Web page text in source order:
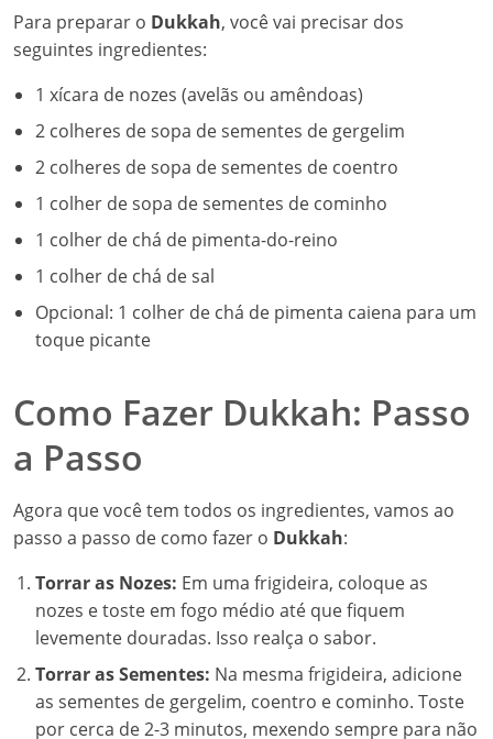
Para preparar o Dukkah, você vai precisar dos
seguintes ingredientes:
1 xícara de nozes (avelãs ou amêndoas)
2 colheres de sopa de sementes de gergelim
2 colheres de sopa de sementes de coentro
1 colher de sopa de sementes de cominho
1 colher de chá de pimenta-do-reino
1 colher de chá de sal
Opcional: 1 colher de chá de pimenta caiena para um
toque picante
Como Fazer Dukkah: Passo
a Passo
Agora que você tem todos os ingredientes, vamos ao
passo a passo de como fazer o Dukkah:
Torrar as Nozes: Em uma frigideira, coloque as
nozes e toste em fogo médio até que fiquem
levemente douradas. Isso realça o sabor.
Torrar as Sementes: Na mesma frigideira, adicione
as sementes de gergelim, coentro e cominho. Toste
por cerca de 2-3 minutos, mexendo sempre para não